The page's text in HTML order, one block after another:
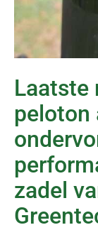
Laatste
peloton
zadel